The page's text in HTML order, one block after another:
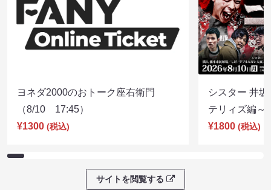
ヨネダ2000のおトーク座右衛門
（8/10 17:45）
¥1300 (税込)
シスター 井
テリィズ編
¥1800 (税込)
サイトを閲覧する